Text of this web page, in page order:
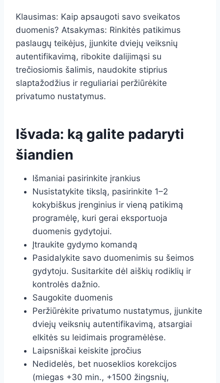
Klausimas: Kaip apsaugoti savo sveikatos
duomenis? Atsakymas: Rinkitės patikimus
paslaugų teikėjus, įjunkite dviejų veiksnių
autentifikavimą, ribokite dalijimąsi su
trečiosiomis šalimis, naudokite stiprius
slaptažodžius ir reguliariai peržiūrėkite
privatumo nustatymus.
Išvada: ką galite padaryti
šiandien
Išmaniai pasirinkite įrankius
Nusistatykite tikslą, pasirinkite 1–2
kokybiškus įrenginius ir vieną patikimą
programėlę, kuri gerai eksportuoja
duomenis gydytojui.
Įtraukite gydymo komandą
Pasidalykite savo duomenimis su šeimos
gydytoju. Susitarkite dėl aiškių rodiklių ir
kontrolės dažnio.
Saugokite duomenis
Peržiūrėkite privatumo nustatymus, įjunkite
dviejų veiksnių autentifikavimą, atsargiai
elkitės su leidimais programėlėse.
Laipsniškai keiskite įpročius
Nedidelės, bet nuoseklios korekcijos
(miegas +30 min., +1500 žingsnių,